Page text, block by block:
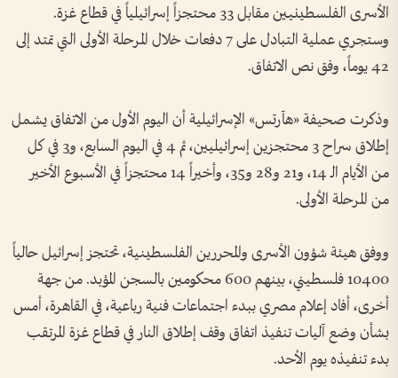
الأسرى الفلسطينيين مقابل 33 محتجزاً إسرائيلياً في قطاع غزة.
وستجري عملية التبادل على 7 دفعات خلال المرحلة الأولى التي تمتد إلى
42 يوماً، وفق نص الاتفاق.
وذكرت صحيفة «هآرتس» الإسرائيلية أن اليوم الأول من الاتفاق يشمل
إطلاق سراح 3 محتجزين إسرائيليين، ثم 4 في اليوم السابع، و3 في كل
من الأيام الـ 14، و21 و28 و35، وأخيراً 14 محتجزاً في الأسبوع الأخير
من المرحلة الأولى.
ووفق هيئة شؤون الأسرى والمحررين الفلسطينية، تحتجز إسرائيل حالياً
10400 فلسطيني، بينهم 600 محكومين بالسجن المؤبد. من جهة
أخرى، أفاد إعلام مصري ببدء اجتماعات فنية رباعية، في القاهرة، أمس
بشأن وضع آليات تنفيذ اتفاق وقف إطلاق النار في قطاع غزة المرتقب
بدء تنفيذه يوم الأحد.